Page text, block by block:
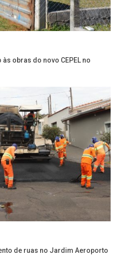
obras do novo CEPEL no
de ruas no Jardim Aeroporto